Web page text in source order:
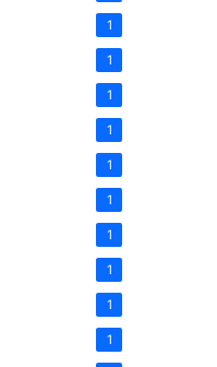
1
1
1
1
1
1
1
1
1
1